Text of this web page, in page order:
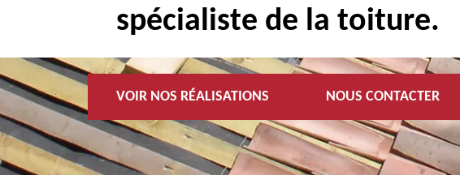
spécialiste de la toiture.
VOIR NOS RÉALISATIONS NOUS CONTACTER